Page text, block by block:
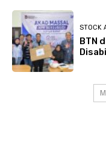
STOCK
BTN